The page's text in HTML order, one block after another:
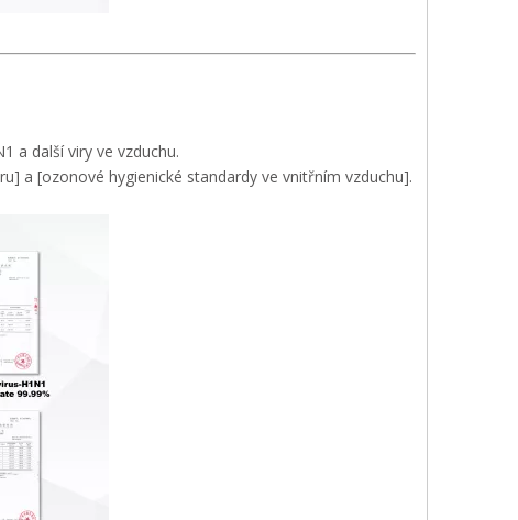
a další viry ve vzduchu.
a [ozonové hygienické standardy ve vnitřním vzduchu].